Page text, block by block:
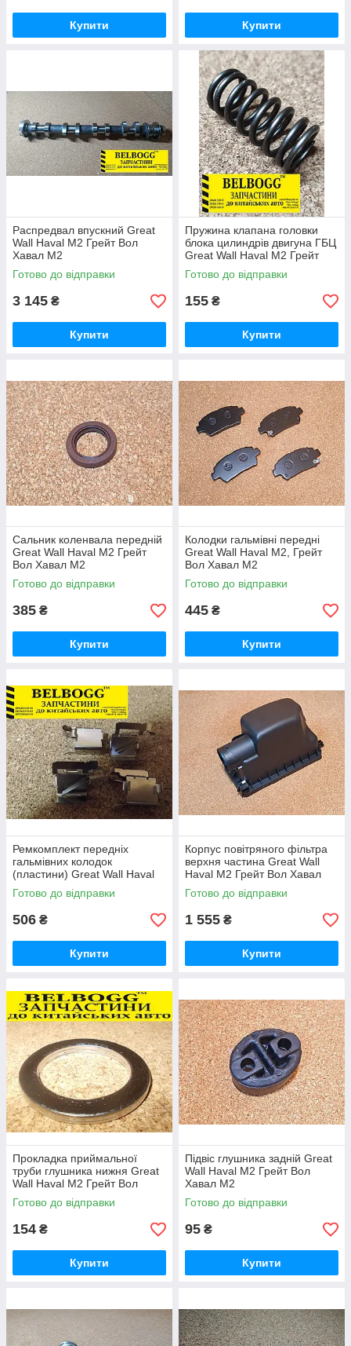
Купити Купити
Распредвал впускний Great
Wall Haval M2 Грейт Вол
Хавал М2
Готово до відправки
3 145 ₴
Купити
Пружина клапана головки
блока цилиндрів двигуна ГБЦ
Great Wall Haval M2 Грейт
Вол Хавал М2
Готово до відправки
155 ₴
Купити
Сальник коленвала передній
Great Wall Haval M2 Грейт
Вол Хавал М2
Готово до відправки
385 ₴
Купити
Колодки гальмівні передні
Great Wall Haval M2, Грейт
Вол Хавал М2
Готово до відправки
445 ₴
Купити
Ремкомплект передніх
гальмівних колодок
(пластини) Great Wall Haval
M2 Грейт Вол Хавал М2
Готово до відправки
506 ₴
Купити
Корпус повітряного фільтра
верхня частина Great Wall
Haval M2 Грейт Вол Хавал
М2
Готово до відправки
1 555 ₴
Купити
Прокладка приймальної
труби глушника нижня Great
Wall Haval M2 Грейт Вол
Хавал М2
Готово до відправки
154 ₴
Купити
Підвіс глушника задній Great
Wall Haval M2 Грейт Вол
Хавал М2
Готово до відправки
95 ₴
Купити